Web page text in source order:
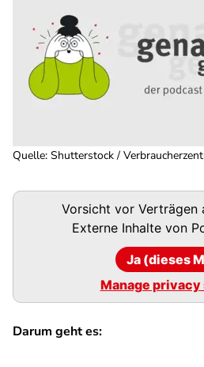
Quelle: Shutterstock /
Podigee-Vorsicht vor Verträgen
Externe Inhalte von
Ja (dieses
Manage
Darum geht es: